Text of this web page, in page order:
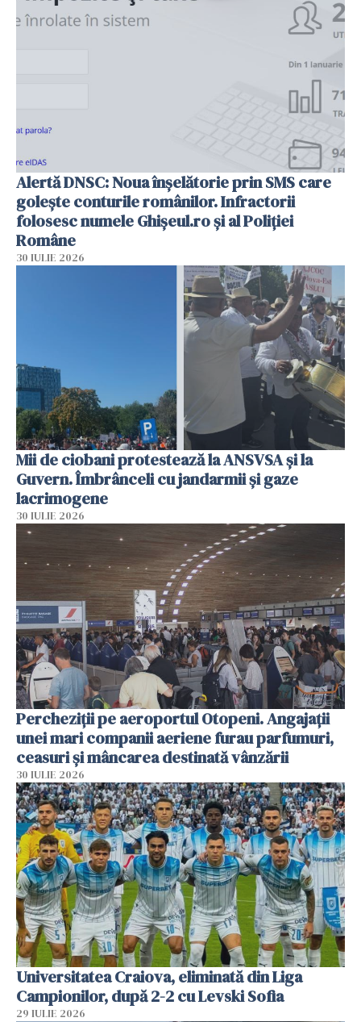
Alertă DNSC: Noua înșelătorie prin SMS care
golește conturile românilor. Infractorii
folosesc numele Ghișeul.ro și al Poliției
Române
30 IULIE 2026
Mii de ciobani protestează la ANSVSA și la
Guvern. Îmbrânceli cu jandarmii și gaze
lacrimogene
30 IULIE 2026
Percheziții pe aeroportul Otopeni. Angajații
unei mari companii aeriene furau parfumuri,
ceasuri și mâncarea destinată vânzării
30 IULIE 2026
Universitatea Craiova, eliminată din Liga
Campionilor, după 2-2 cu Levski Sofia
29 IULIE 2026